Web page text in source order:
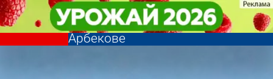
Пензенец поделился новыми
снимками НЛО над прудом в
Арбекове
Из жизни
Пензенец поделился новыми
снимками НЛО над прудом в
Арбекове
Из жизни
Другие
Погода и